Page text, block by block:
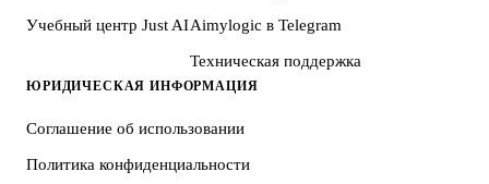
Учебный центр Just AIAimylogic в Telegram
Техническая поддержка
ЮРИДИЧЕСКАЯ ИНФОРМАЦИЯ
Соглашение об использовании
Политика конфиденциальности